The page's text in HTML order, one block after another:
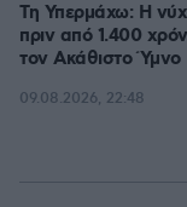
Τη Υπερμάχω: Η
πριν από 1.400
τον Ακάθιστο Ύμνο
09.08.2026, 22:48